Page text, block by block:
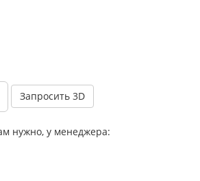
Запросить 3D
нужно, у менеджера: